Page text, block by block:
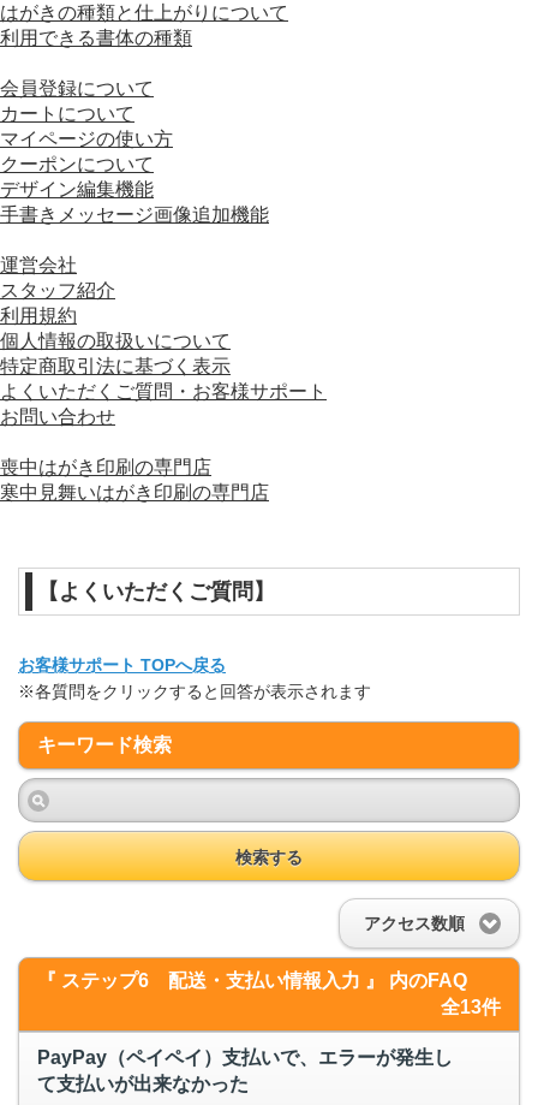
はがきの種類と仕上がりについて
利用できる書体の種類
会員登録について
カートについて
マイページの使い方
クーポンについて
デザイン編集機能
手書きメッセージ画像追加機能
運営会社
スタッフ紹介
利用規約
個人情報の取扱いについて
特定商取引法に基づく表示
よくいただくご質問・お客様サポート
お問い合わせ
喪中はがき印刷の専門店
寒中見舞いはがき印刷の専門店
【よくいただくご質問】
お客様サポート TOPへ戻る
※各質問をクリックすると回答が表示されます
キーワード検索
検索する
アクセス数順
『 ステップ6 配送・支払い情報入力 』 内のFAQ
全13件
PayPay（ペイペイ）支払いで、エラーが発生し
て支払いが出来なかった